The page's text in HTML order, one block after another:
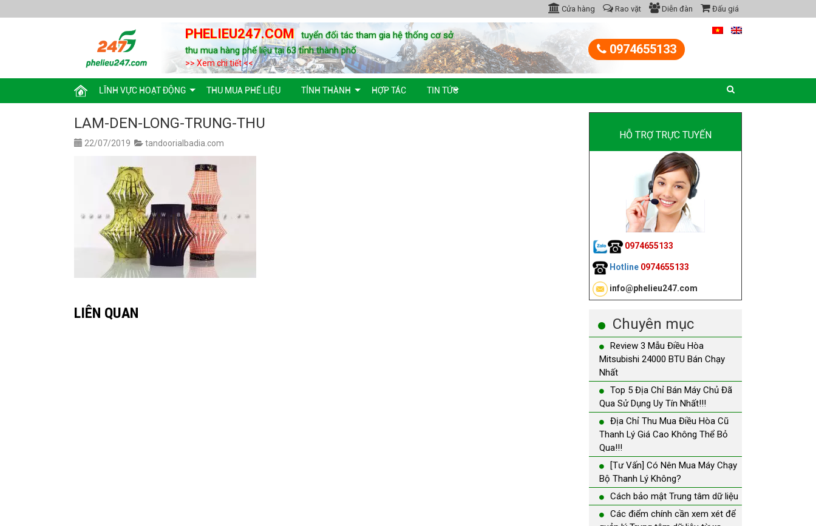
Cửa hàng Rao vặt Diễn đàn Đấu giá
PHELIEU247.COM
tuyển đối tác tham gia hệ thống cơ sở
thu mua hàng phế liệu tại 63 tỉnh thành phố
>> Xem chi tiết <<
0974655133
LĨNH VỰC HOẠT ĐỘNG THU MUA PHẾ LIỆU TỈNH THÀNH HỢP TÁC TIN TỨC
LAM-DEN-LONG-TRUNG-THU
22/07/2019 tandoorialbadia.com
LIÊN QUAN
HỖ TRỢ TRỰC TUYẾN
0974655133
Hotline 0974655133
info@phelieu247.com
Chuyên mục
Review 3 Mẫu Điều Hòa
Mitsubishi 24000 BTU Bán Chạy
Nhất
Top 5 Địa Chỉ Bán Máy Chủ Đã
Qua Sử Dụng Uy Tín Nhất!!!
Địa Chỉ Thu Mua Điều Hòa Cũ
Thanh Lý Giá Cao Không Thể Bỏ
Qua!!!
[Tư Vấn] Có Nên Mua Máy Chạy
Bộ Thanh Lý Không?
Cách bảo mật Trung tâm dữ liệu
Các điểm chính cần xem xét để